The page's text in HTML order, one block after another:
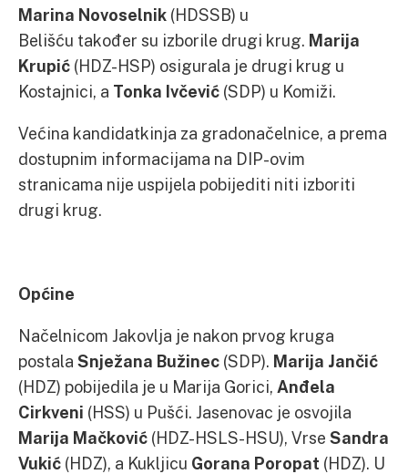
Marina Novoselnik (HDSSB) u
Belišću također su izborile drugi krug. Marija
Krupić (HDZ-HSP) osigurala je drugi krug u
Kostajnici, a Tonka Ivčević (SDP) u Komiži.
Većina kandidatkinja za gradonačelnice, a prema
dostupnim informacijama na DIP-ovim
stranicama nije uspijela pobijediti niti izboriti
drugi krug.
Općine
Načelnicom Jakovlja je nakon prvog kruga
postala Snježana Bužinec (SDP). Marija Jančić
(HDZ) pobijedila je u Marija Gorici, Anđela
Cirkveni (HSS) u Pušći. Jasenovac je osvojila
Marija Mačković (HDZ-HSLS-HSU), Vrse Sandra
Vukić (HDZ), a Kukljicu Gorana Poropat (HDZ). U